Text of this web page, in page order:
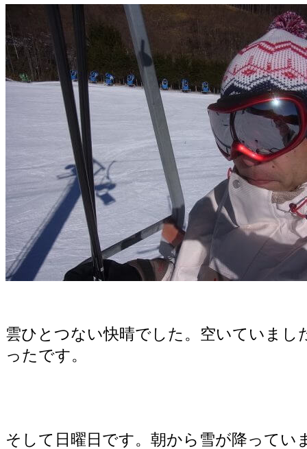
雲ひとつない快晴でした。空いていまし
ったです。
そして日曜日です。朝から雪が降ってい